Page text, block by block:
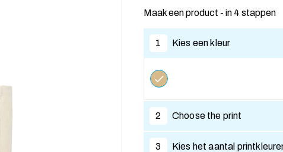
Maak een product - in 4 stappen
1 Kies een kleur
2 Choose the print
3 Kies het aantal